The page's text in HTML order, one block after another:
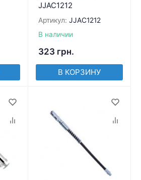
JJAC1212
Артикул: JJAC1212
В наличии
323 грн.
В КОРЗИНУ